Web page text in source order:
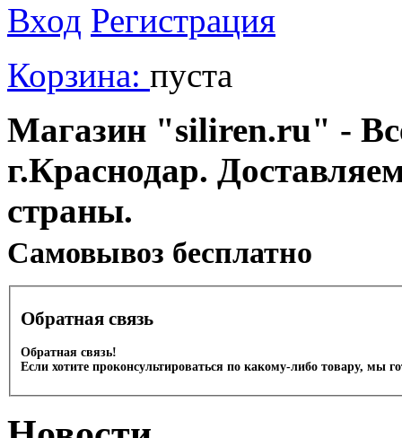
Вход Регистрация
Корзина: пуста
Магазин "siliren.ru" -
г.Краснодар.
страны.
Cамовывоз бесплатно
Обратная связь
Обратная связь!
Если хотите проконсультироваться по какому-либо товару, мы